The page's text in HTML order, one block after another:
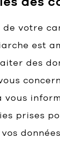
de votre
est
des
vous
prises